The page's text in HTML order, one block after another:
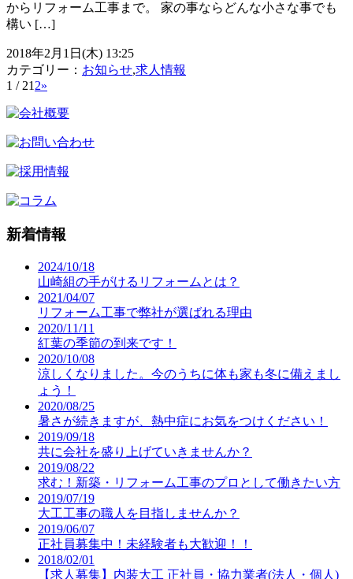
からリフォーム工事まで。 家の事ならどんな小さな事でも
構い […]
2018年2月1日(木) 13:25
カテゴリー： お知らせ,求人情報
1 / 21 2»
新着情報
2024/10/18
山崎組の手がけるリフォームとは？
2021/04/07
リフォーム工事で弊社が選ばれる理由
2020/11/11
紅葉の季節の到来です！
2020/10/08
涼しくなりました。今のうちに体も家も冬に備えまし
ょう！
2020/08/25
暑さが続きますが、熱中症にお気をつけください！
2019/09/18
共に会社を盛り上げていきませんか？
2019/08/22
求む！新築・リフォーム工事のプロとして働きたい方
2019/07/19
大工工事の職人を目指しませんか？
2019/06/07
正社員募集中！未経験者も大歓迎！！
2018/02/01
【求人募集】内装大工 正社員・協力業者(法人・個人)